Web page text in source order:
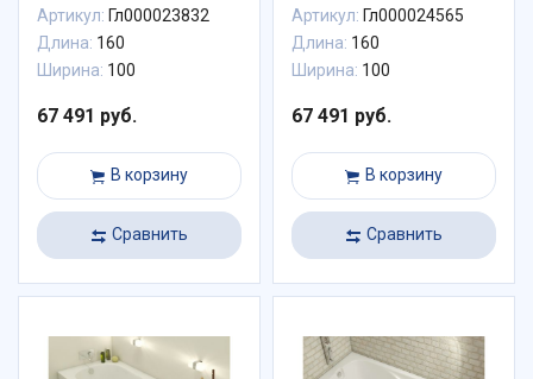
Артикул: Гл000023832
Длина: 160
Ширина: 100
67 491 руб.
В корзину
Сравнить
Артикул: Гл000024565
Длина: 160
Ширина: 100
67 491 руб.
В корзину
Сравнить